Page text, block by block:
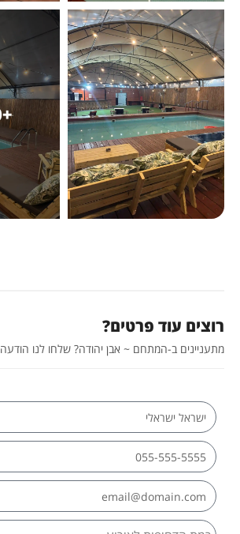
+10 עוד
רוצים עוד פרטים?
מתעניינים ב-המתחם ~ אבן יהודה? שלחו לנו הודעה